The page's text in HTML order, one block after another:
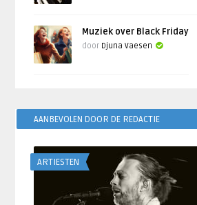
Muziek over Black Friday
door Djuna Vaesen
AANBEVOLEN DOOR DE REDACTIE
ARTIESTEN